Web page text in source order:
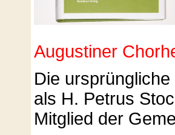
Augustiner
Die
als H. Petrus
Mitglied der